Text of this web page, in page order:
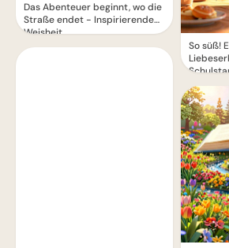
Das Abenteuer beginnt, wo die
Straße endet - Inspirierende
Weisheit
So süß!